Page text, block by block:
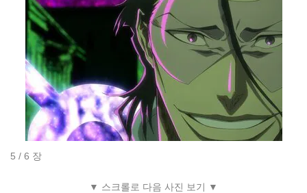
5 / 6 장
▼ 스크롤로 다음 사진 보기 ▼